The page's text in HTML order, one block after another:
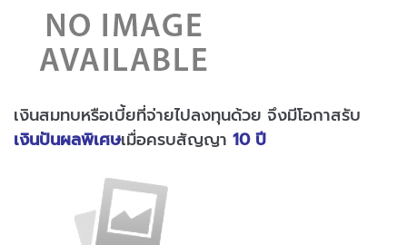
เงินสมทบหรือเบี้ยที่จ่ายไปลงทุนด้วย จึงมีโอกาสรับ
เงินปันผลพิเศษเมื่อครบสัญญา 10 ปี